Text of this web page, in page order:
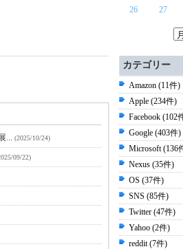
... (2025/10/24)
09/22)
26 27
カテゴリー
Amazon (11件)
Apple (234件)
Facebook (102
Google (403件)
Microsoft (136
Nexus (35件)
OS (37件)
SNS (85件)
Twitter (47件)
Yahoo (2件)
reddit (7件)